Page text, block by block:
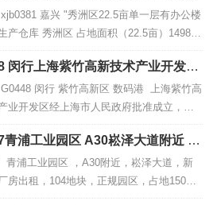
厂房仓库出售 2200万
嘉兴 "秀洲区22.5亩单一层有办公楼
产仓库 秀洲区 占地面积（22.5亩）14985
空地大 单一层 1-2层 1-3层形象好 位置好
出售价格2200万（可面谈）适合 各种生产
" 有意请记...
闵行上海紫竹高新技术产业开发区
厂房仓库办公楼出租招商
闵行 紫竹高新区 数码港 上海紫竹高
业开发区经上海市人民政府批准成立，于2
经国务院批复同意升级为“国家高新技术产
”。紫竹高新区借鉴美国硅谷和台湾新竹高
功发展模式，力争创造一流的科研环境、
、投资环境和生活环境，使其成为具有世
青浦工业园区 A30崧泽大道附近 多
厂房仓库场地出租 104地块
浦工业园区 ，A30附近，崧泽大道，新
房出租，104地块，正规园区，占地150
、消防验收合格，排水许可证齐全，配电1